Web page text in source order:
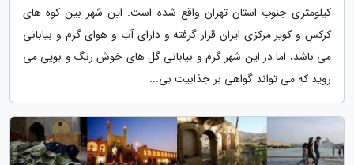
کیلومتری جنوب استان تهران واقع شده است. این شهر بین کوه های
کرکس و کویر مرکزی ایران قرار گرفته و دارای آب و هوای گرم و بیابانی
می باشد، اما در این شهر گرم و بیابانی گل های خوش رنگ و بویی می
روید که می تواند گواهی بر جذابیت بی...